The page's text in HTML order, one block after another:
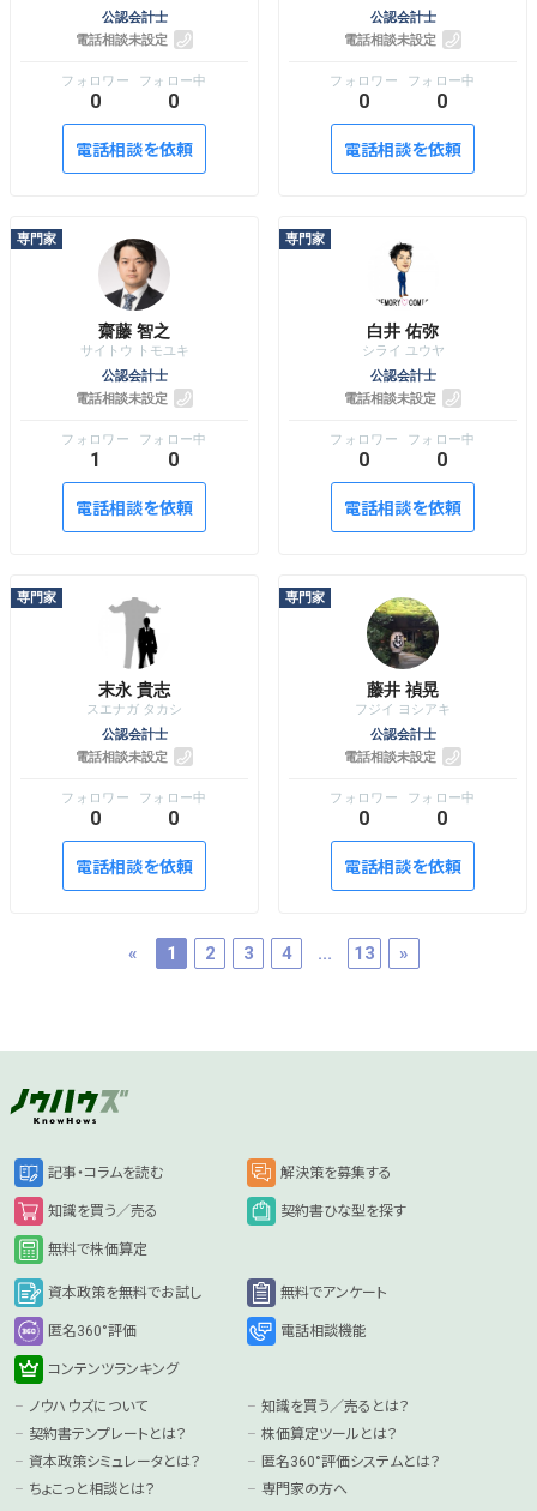
公認会計士
電話相談未設定
0 0
電話相談を依頼
公認会計士
電話相談未設定
0 0
電話相談を依頼
齋藤 智之
公認会計士
電話相談未設定
1 0
電話相談を依頼
白井 佑弥
公認会計士
電話相談未設定
0 0
電話相談を依頼
末永 貴志
公認会計士
電話相談未設定
0 0
電話相談を依頼
藤井 禎晃
公認会計士
電話相談未設定
0 0
電話相談を依頼
« 1 2 3 4 ... 13 »
記事・コラムを読む 解決策を募集する
知識を買う／売る 契約書ひな型を探す
無料で株価算定
資本政策を無料でお試し 無料でアンケート
匿名360°評価 電話相談機能
コンテンツランキング
ノウハウズについて
知識を買う／売るとは？
契約書テンプレートとは？
株価算定ツールとは？
資本政策シミュレータとは？
匿名360°評価システムとは？
ちょこっと相談とは？
専門家の方へ